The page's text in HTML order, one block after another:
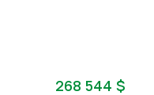
268 544 $